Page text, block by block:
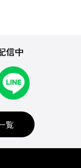
信中
覧